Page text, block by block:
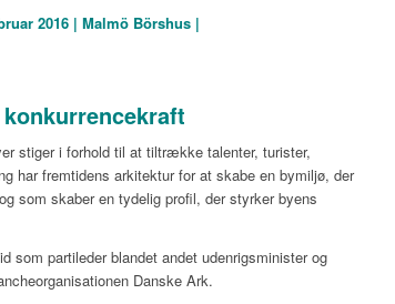
2016 | Malmö Börshus |
stiger i forhold til at tiltrække talenter, turister,
har fremtidens arkitektur for at skabe en bymiljø, der
som skaber en tydelig profil, der styrker byens
som partileder blandet andet udenrigsminister og
Danske Ark.